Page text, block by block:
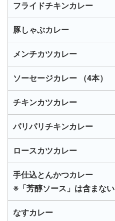
フライドチキンカレー
豚しゃぶカレー
メンチカツカレー
ソーセージカレー （4本）
チキンカツカレー
パリパリチキンカレー
ロースカツカレー
手仕込とんかつカレー
※「芳醇ソース」は含まない
なすカレー